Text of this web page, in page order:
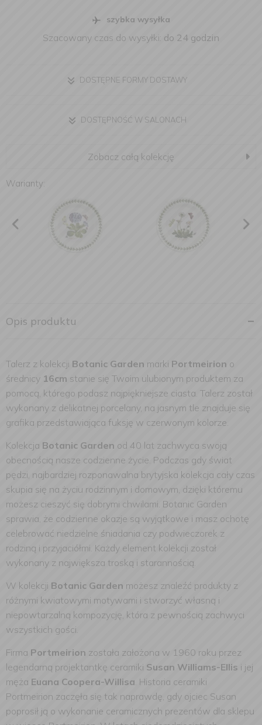
szybka wysyłka
Szacowany czas do wysyłki: do 24 godzin
DOSTĘPNE FORMY DOSTAWY
DOSTĘPNOŚĆ W SALONACH
Zobacz całą kolekcję
Warianty:
Opis produktu
Talerz z kolekcji Botanic Garden marki Portmeirion o
średnicy 16cm stanie się Twoim ulubionym produktem za
pomocą, którego podasz najpiękniejsze ciasta. Talerz został
wykonany z delikatnej porcelany, na jasnym tle znajduje się
grafika przedstawiająca fuksję w czerwonym kolorze.
Kolekcja Botanic Garden od 40 lat zachwyca swoją
obecnością nasze codzienne życie. Podczas gdy świat
pędzi, najbardziej rozponawalna brytyjska kolekcja cały czas
skupia się na życiu rodzinnym i domowym, dzięki któremu
możesz cieszyć się dobrymi chwilami. Botanic Garden
sprawia, że codzienne okazje są wyjątkowe i masz ochotę
celebrować niedzielne śniadania czy podwieczorek z
rodziną i przyjaciółmi. Każdy element kolekcji został
wykonany z największa troską i starannością.
W kolekcji Botanic Garden możesz znaleźć produkty z
różnymi kwiatowymi motywami i stworzyć własną i
niepowtarzalną kompozycję, która z pewnością zachwyci
wszystkich gości.
Firma Portmeirion została założona w 1960 roku przez
legendarną projektantkę ceramiki Susan Williams-Ellis i jej
męża Euana Coopera-Willisa. Historia ceramiki
Portmeirion zaczęła się tak naprawdę, gdy ojciec Susan
poprosił ją o wykonanie ceramicznych prezentów dla sklepu